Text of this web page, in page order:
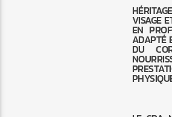
VISAGE
EN
ADAPTÉ
DU